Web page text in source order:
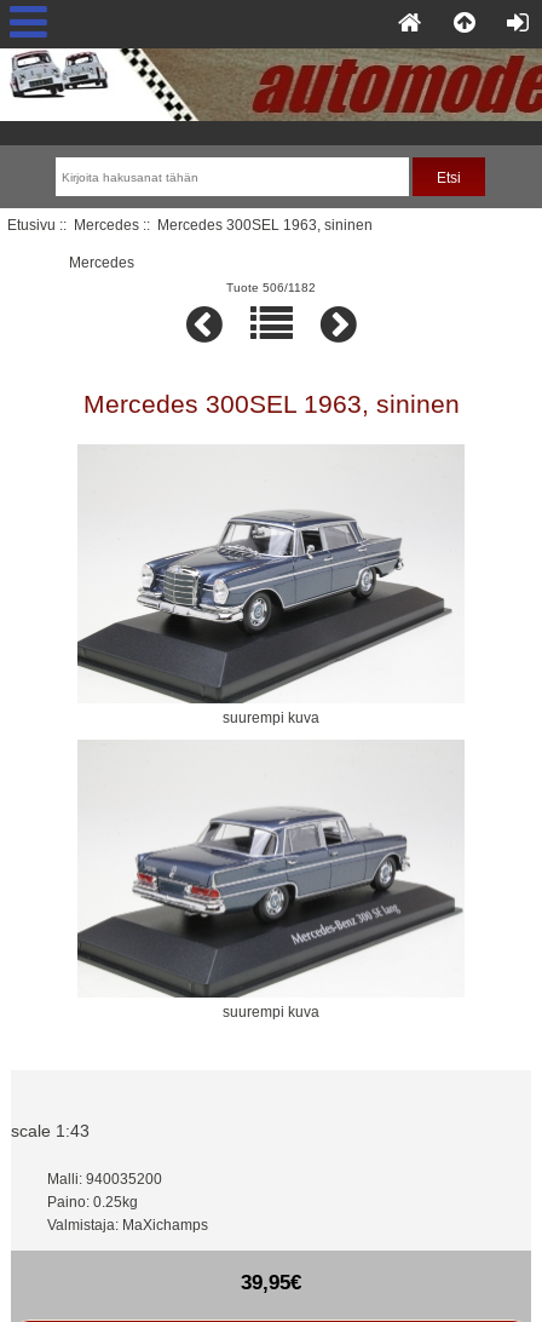
Etusivu :: Mercedes:: Mercedes 300SEL 1963, sininen
Mercedes
Tuote 506/1182
Mercedes 300SEL 1963, sininen
suurempi kuva
suurempi kuva
scale 1:43
Malli: 940035200
Paino: 0.25kg
Valmistaja: MaXichamps
39,95€